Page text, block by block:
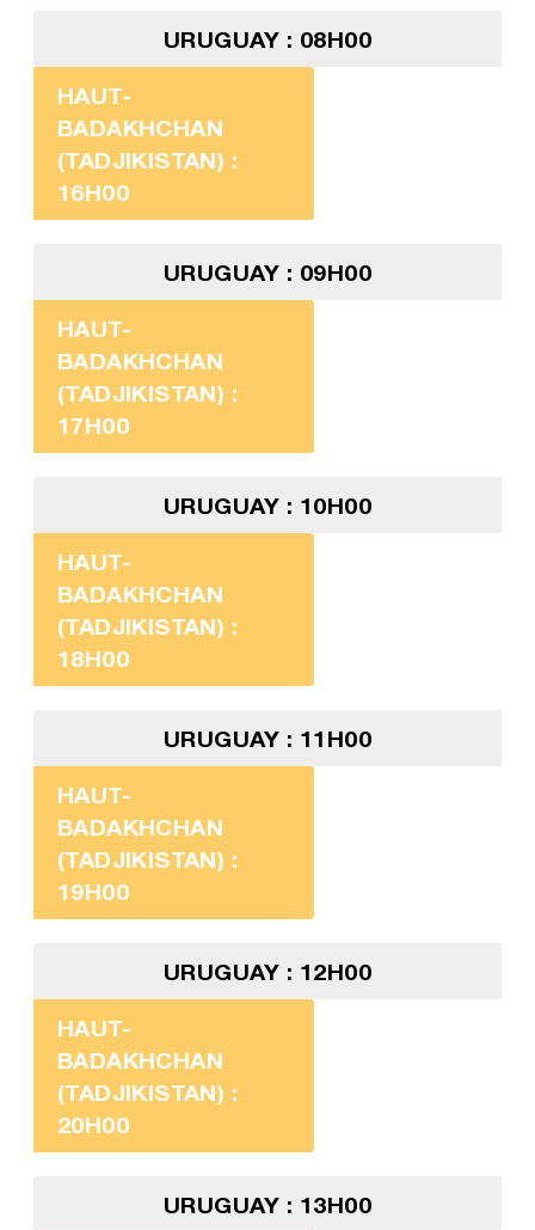
URUGUAY : 08H00
HAUT-
BADAKHCHAN
(TADJIKISTAN) :
16H00
URUGUAY : 09H00
HAUT-
BADAKHCHAN
(TADJIKISTAN) :
17H00
URUGUAY : 10H00
HAUT-
BADAKHCHAN
(TADJIKISTAN) :
18H00
URUGUAY : 11H00
HAUT-
BADAKHCHAN
(TADJIKISTAN) :
19H00
URUGUAY : 12H00
HAUT-
BADAKHCHAN
(TADJIKISTAN) :
20H00
URUGUAY : 13H00